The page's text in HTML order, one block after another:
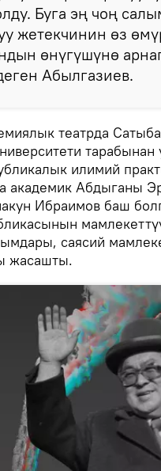
Буга эң чоң
жетекчинин өз
өнүгүшүнө
Абылгазиев.
театрда
илимий
академик Абдыганы
Ибраимов баш
саясий
жасашты.